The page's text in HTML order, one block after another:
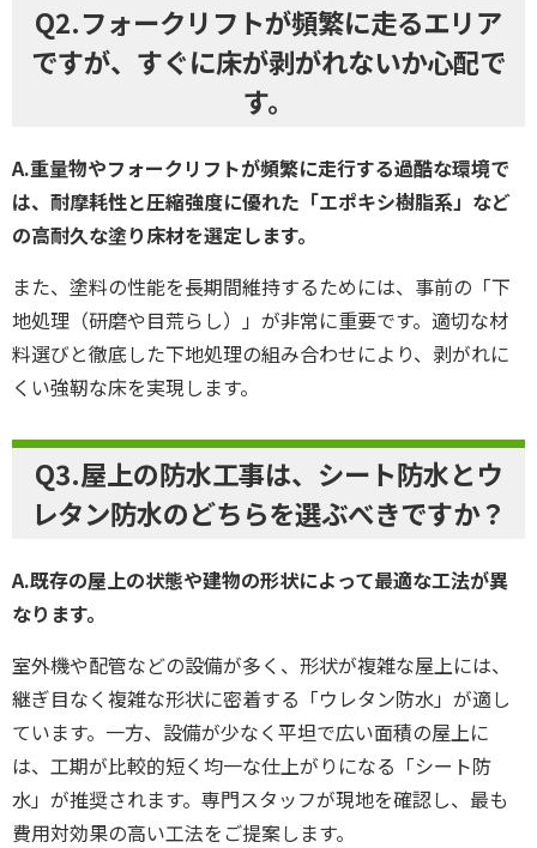
Q2.フォークリフトが頻繁に走るエリア
ですが、すぐに床が剥がれないか心配で
す。
A.重量物やフォークリフトが頻繁に走行する過酷な環境で
は、耐摩耗性と圧縮強度に優れた「エポキシ樹脂系」など
の高耐久な塗り床材を選定します。
また、塗料の性能を長期間維持するためには、事前の「下
地処理（研磨や目荒らし）」が非常に重要です。適切な材
料選びと徹底した下地処理の組み合わせにより、剥がれに
くい強靭な床を実現します。
Q3.屋上の防水工事は、シート防水とウ
レタン防水のどちらを選ぶべきですか？
A.既存の屋上の状態や建物の形状によって最適な工法が異
なります。
室外機や配管などの設備が多く、形状が複雑な屋上には、
継ぎ目なく複雑な形状に密着する「ウレタン防水」が適し
ています。一方、設備が少なく平坦で広い面積の屋上に
は、工期が比較的短く均一な仕上がりになる「シート防
水」が推奨されます。専門スタッフが現地を確認し、最も
費用対効果の高い工法をご提案します。